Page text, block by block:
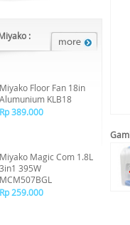
:
Miyako Floor Fan 18in
Alumunium KLB18
Rp 389.000
Miyako Magic Com 1.8L
3in1 395W
MCM507BGL
Rp 259.000